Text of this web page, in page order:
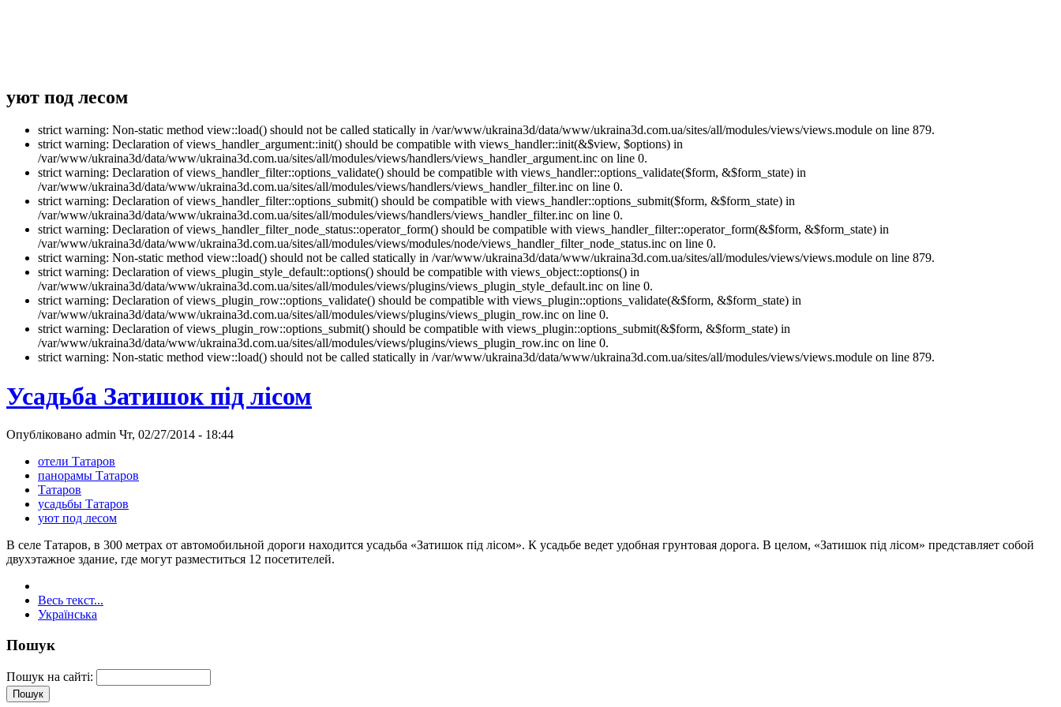
уют под лесом
strict warning: Non-static method view::load() should not be called statically in /var/www/ukraina3d/data/www/ukraina3d.com.ua/sites/all/modules/views/views.module on line 879.
strict warning: Declaration of views_handler_argument::init() should be compatible with views_handler::init(&$view, $options) in
/var/www/ukraina3d/data/www/ukraina3d.com.ua/sites/all/modules/views/handlers/views_handler_argument.inc on line 0.
strict warning: Declaration of views_handler_filter::options_validate() should be compatible with views_handler::options_validate($form, &$form_state) in
/var/www/ukraina3d/data/www/ukraina3d.com.ua/sites/all/modules/views/handlers/views_handler_filter.inc on line 0.
strict warning: Declaration of views_handler_filter::options_submit() should be compatible with views_handler::options_submit($form, &$form_state) in
/var/www/ukraina3d/data/www/ukraina3d.com.ua/sites/all/modules/views/handlers/views_handler_filter.inc on line 0.
strict warning: Declaration of views_handler_filter_node_status::operator_form() should be compatible with views_handler_filter::operator_form(&$form, &$form_state) in
/var/www/ukraina3d/data/www/ukraina3d.com.ua/sites/all/modules/views/modules/node/views_handler_filter_node_status.inc on line 0.
strict warning: Non-static method view::load() should not be called statically in /var/www/ukraina3d/data/www/ukraina3d.com.ua/sites/all/modules/views/views.module on line 879.
strict warning: Declaration of views_plugin_style_default::options() should be compatible with views_object::options() in
/var/www/ukraina3d/data/www/ukraina3d.com.ua/sites/all/modules/views/plugins/views_plugin_style_default.inc on line 0.
strict warning: Declaration of views_plugin_row::options_validate() should be compatible with views_plugin::options_validate(&$form, &$form_state) in
/var/www/ukraina3d/data/www/ukraina3d.com.ua/sites/all/modules/views/plugins/views_plugin_row.inc on line 0.
strict warning: Declaration of views_plugin_row::options_submit() should be compatible with views_plugin::options_submit(&$form, &$form_state) in
/var/www/ukraina3d/data/www/ukraina3d.com.ua/sites/all/modules/views/plugins/views_plugin_row.inc on line 0.
strict warning: Non-static method view::load() should not be called statically in /var/www/ukraina3d/data/www/ukraina3d.com.ua/sites/all/modules/views/views.module on line 879.
Усадьба Затишок під лісом
Опубліковано admin Чт, 02/27/2014 - 18:44
отели Татаров
панорамы Татаров
Татаров
усадьбы Татаров
уют под лесом
В селе Татаров, в 300 метрах от автомобильной дороги находится усадьба «Затишок під лісом». К усадьбе ведет удобная грунтовая дорога. В целом, «Затишок під лісом» представляет собой
двухэтажное здание, где могут разместиться 12 посетителей.
Весь текст...
Українська
Пошук
Пошук на сайті: